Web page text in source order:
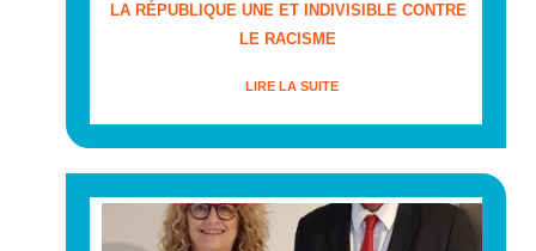
LA RÉPUBLIQUE UNE ET INDIVISIBLE CONTRE
LE RACISME
LIRE LA SUITE